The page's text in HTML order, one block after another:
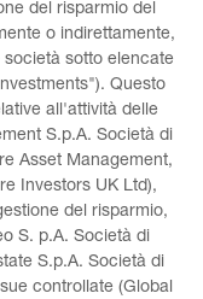
del risparmio del
o indirettamente,
sotto elencate
Questo
all'attività delle
S.p.A. Società di
Asset Management,
Investors UK Ltd),
del risparmio,
S. p.A. Società di
S.p.A. Società di
controllate (Global